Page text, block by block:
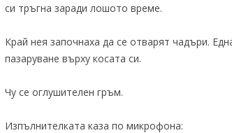
си тръгна заради лошото време.
Край нея започнаха да се отварят чадъри.
пазаруване върху косата си.
Чу се оглушителен гръм.
Изпълнителката каза по микрофона: